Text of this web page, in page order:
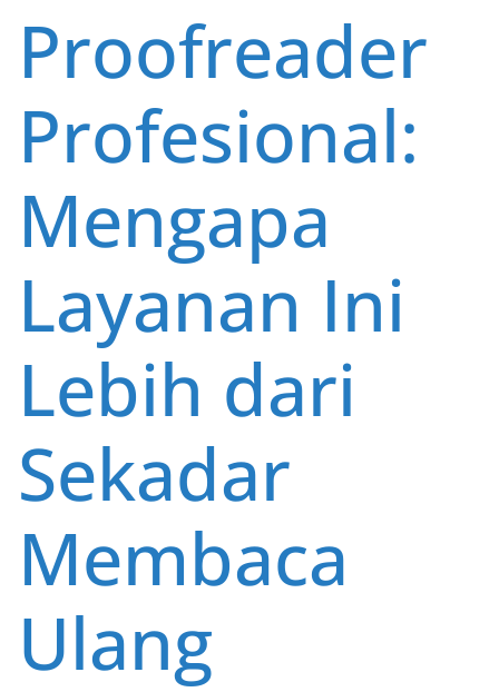
Proofreader
Profesional:
Mengapa
Layanan Ini
Lebih dari
Sekadar
Membaca
Ulang